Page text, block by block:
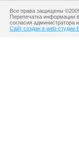
Все права защищены
Перепечатка информации
согласия администратора
Сайт создан в web-студии